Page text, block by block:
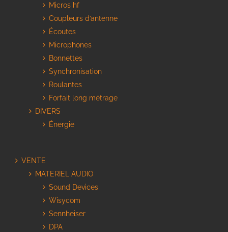
Micros hf
Coupleurs d’antenne
Écoutes
Microphones
Bonnettes
Synchronisation
Roulantes
Forfait long métrage
DIVERS
Énergie
VENTE
MATERIEL AUDIO
Sound Devices
Wisycom
Sennheiser
DPA